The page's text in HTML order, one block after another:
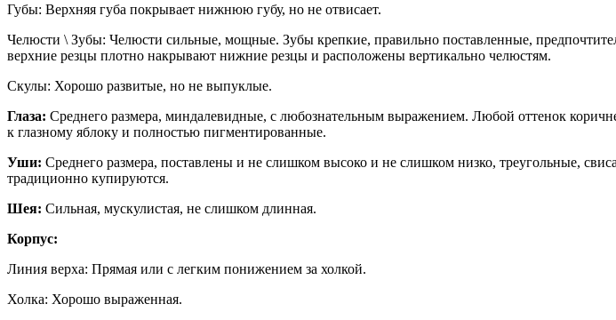
Губы: Верхняя губа покрывает нижнюю губу, но не отвисает.
Челюсти \ Зубы: Челюсти сильные, мощные. Зубы крепкие, правильно поставленные,
верхние резцы плотно накрывают нижние резцы и расположены вертикально челюстям.
Скулы: Хорошо развитые, но не выпуклые.
Глаза: Среднего размера, миндалевидные, с любознательным выражением. Любой оттенок
к глазному яблоку и полностью пигментированные.
Уши: Среднего размера, поставлены и не слишком высоко и не слишком низко, треугольные,
традиционно купируются.
Шея: Сильная, мускулистая, не слишком длинная.
Корпус:
Линия верха: Прямая или с легким понижением за холкой.
Холка: Хорошо выраженная.